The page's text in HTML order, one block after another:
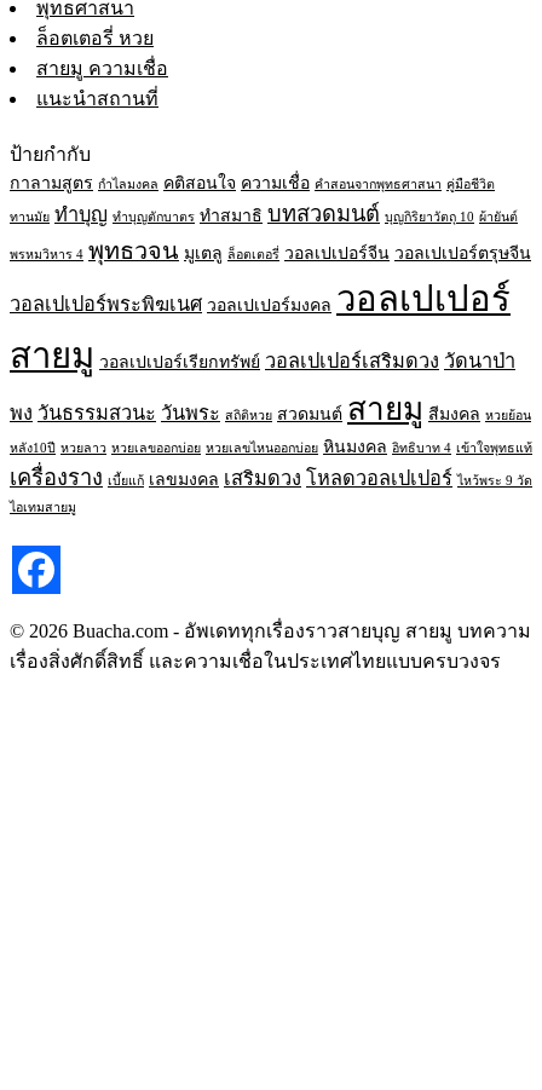
พุทธศาสนา
ล็อตเตอรี่ หวย
สายมู ความเชื่อ
แนะนำสถานที่
ป้ายกำกับ
กาลามสูตร กำไลมงคล คติสอนใจ ความเชื่อ คำสอนจากพุทธศาสนา คู่มือชีวิต
ทานมัย ทำบุญ ทำบุญตักบาตร ทำสมาธิ บทสวดมนต์ บุญกิริยาวัตถุ 10 ผ้ายันต์
พรหมวิหาร 4 พุทธวจน มูเตลู ล็อตเตอรี่ วอลเปเปอร์จีน วอลเปเปอร์ตรุษจีน
วอลเปเปอร์พระพิฆเนศ วอลเปเปอร์มงคล วอลเปเปอร์
สายมู วอลเปเปอร์เรียกทรัพย์ วอลเปเปอร์เสริมดวง วัดนาป่า
พง วันธรรมสวนะ วันพระ สถิติหวย สวดมนต์ สายมู สีมงคล หวยย้อน
หลัง10ปี หวยลาว หวยเลขออกบ่อย หวยเลขไหนออกบ่อย หินมงคล อิทธิบาท 4 เข้าใจพุทธแท้
เครื่องราง เบี้ยแก้ เลขมงคล เสริมดวง โหลดวอลเปเปอร์ ไหว้พระ 9 วัด
ไอเทมสายมู
© 2026 Buacha.com - อัพเดททุกเรื่องราวสายบุญ สายมู บทความ
เรื่องสิ่งศักดิ์สิทธิ์ และความเชื่อในประเทศไทยแบบครบวงจร